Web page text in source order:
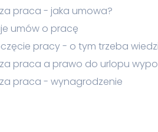
praca - jaka umowa?
umów o pracę
pracy - o tym trzeba
praca a prawo do urlopu
praca - wynagrodzenie